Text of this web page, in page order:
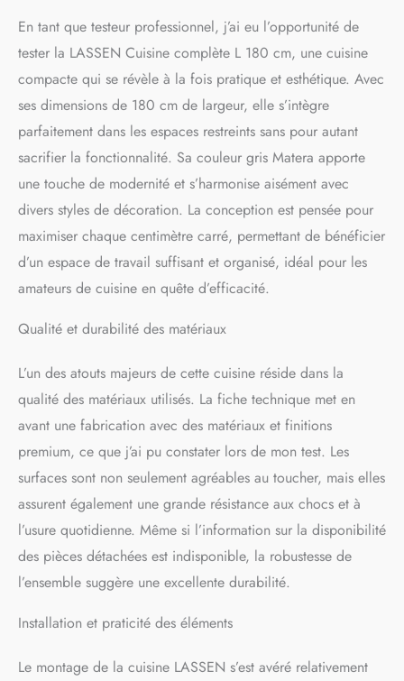
En tant que testeur professionnel, j’ai eu l’opportunité de
tester la LASSEN Cuisine complète L 180 cm, une cuisine
compacte qui se révèle à la fois pratique et esthétique. Avec
ses dimensions de 180 cm de largeur, elle s’intègre
parfaitement dans les espaces restreints sans pour autant
sacrifier la fonctionnalité. Sa couleur gris Matera apporte
une touche de modernité et s’harmonise aisément avec
divers styles de décoration. La conception est pensée pour
maximiser chaque centimètre carré, permettant de bénéficier
d’un espace de travail suffisant et organisé, idéal pour les
amateurs de cuisine en quête d’efficacité.
Qualité et durabilité des matériaux
L’un des atouts majeurs de cette cuisine réside dans la
qualité des matériaux utilisés. La fiche technique met en
avant une fabrication avec des matériaux et finitions
premium, ce que j’ai pu constater lors de mon test. Les
surfaces sont non seulement agréables au toucher, mais elles
assurent également une grande résistance aux chocs et à
l’usure quotidienne. Même si l’information sur la disponibilité
des pièces détachées est indisponible, la robustesse de
l’ensemble suggère une excellente durabilité.
Installation et praticité des éléments
Le montage de la cuisine LASSEN s’est avéré relativement